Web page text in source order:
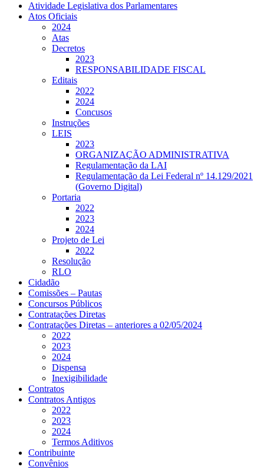
Atividade Legislativa dos Parlamentares
Atos Oficiais
2024
Atas
Decretos
2023
RESPONSABILIDADE FISCAL
Editais
2022
2024
Concusos
Instruções
LEIS
2023
ORGANIZAÇÃO ADMINISTRATIVA
Regulamentação da LAI
Regulamentação da Lei Federal nº 14.129/2021
(Governo Digital)
Portaria
2022
2023
2024
Projeto de Lei
2022
Resolução
RLO
Cidadão
Comissões – Pautas
Concursos Públicos
Contratações Diretas
Contratações Diretas – anteriores a 02/05/2024
2022
2023
2024
Dispensa
Inexigibilidade
Contratos
Contratos Antigos
2022
2023
2024
Termos Aditivos
Contribuinte
Convênios